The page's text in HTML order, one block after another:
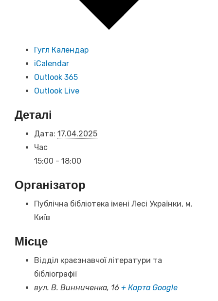
Гугл Календар
iCalendar
Outlook 365
Outlook Live
Деталі
Дата: 17.04.2025
Час
15:00 - 18:00
Організатор
Публічна бібліотека імені Лесі Українки, м.
Київ
Місце
Відділ краєзнавчої літератури та
бібліографії
вул. В. Винниченка, 16 + Карта Google